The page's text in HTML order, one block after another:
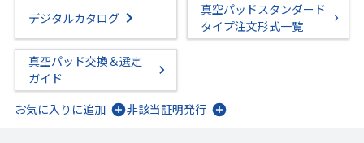
デジタルカタログ
真空パッドスタンダード
タイプ注文形式一覧
真空パッド交換＆選定
ガイド
お気に入りに追加
非該当証明発行